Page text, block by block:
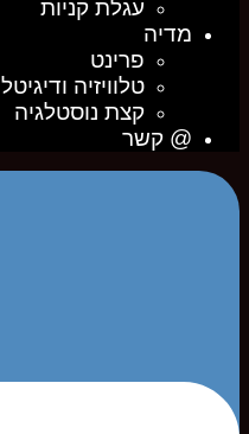
עגלת קניות
מדיה
פרינט
טלוויזיה ודיגיטל
קצת נוסטלגיה
@ קשר